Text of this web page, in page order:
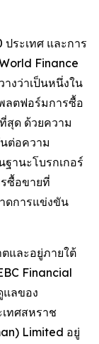
ประเทศ และการ
Finance
งว่าเป็นหนึ่งใน
ลตฟอร์มการซื้อ
สุด ด้วยความ
ต่อความ
ฐานะโบรกเกอร์
ซื้อขายที่
ดการแข่งขัน
และอยู่ภายใต้
Financial
แลของ
ทศสหราช
Limited อยู่